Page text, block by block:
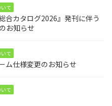
て
合カタログ2026』発刊に伴う
お知らせ
て
ム仕様変更のお知らせ
て